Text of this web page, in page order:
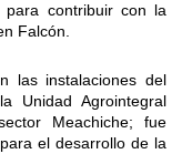
para contribuir con la
Falcón.
las instalaciones del
Unidad Agrointegral
Meachiche; fue
el desarrollo de la